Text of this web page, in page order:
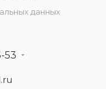
данных
53